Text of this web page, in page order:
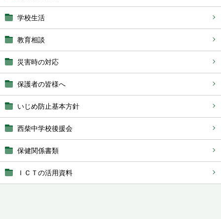
学校生活
教育相談
災害時の対応
保護者の皆様へ
いじめ防止基本方針
西柴中学校後援会
保健関係書類
ＩＣＴの活用資料